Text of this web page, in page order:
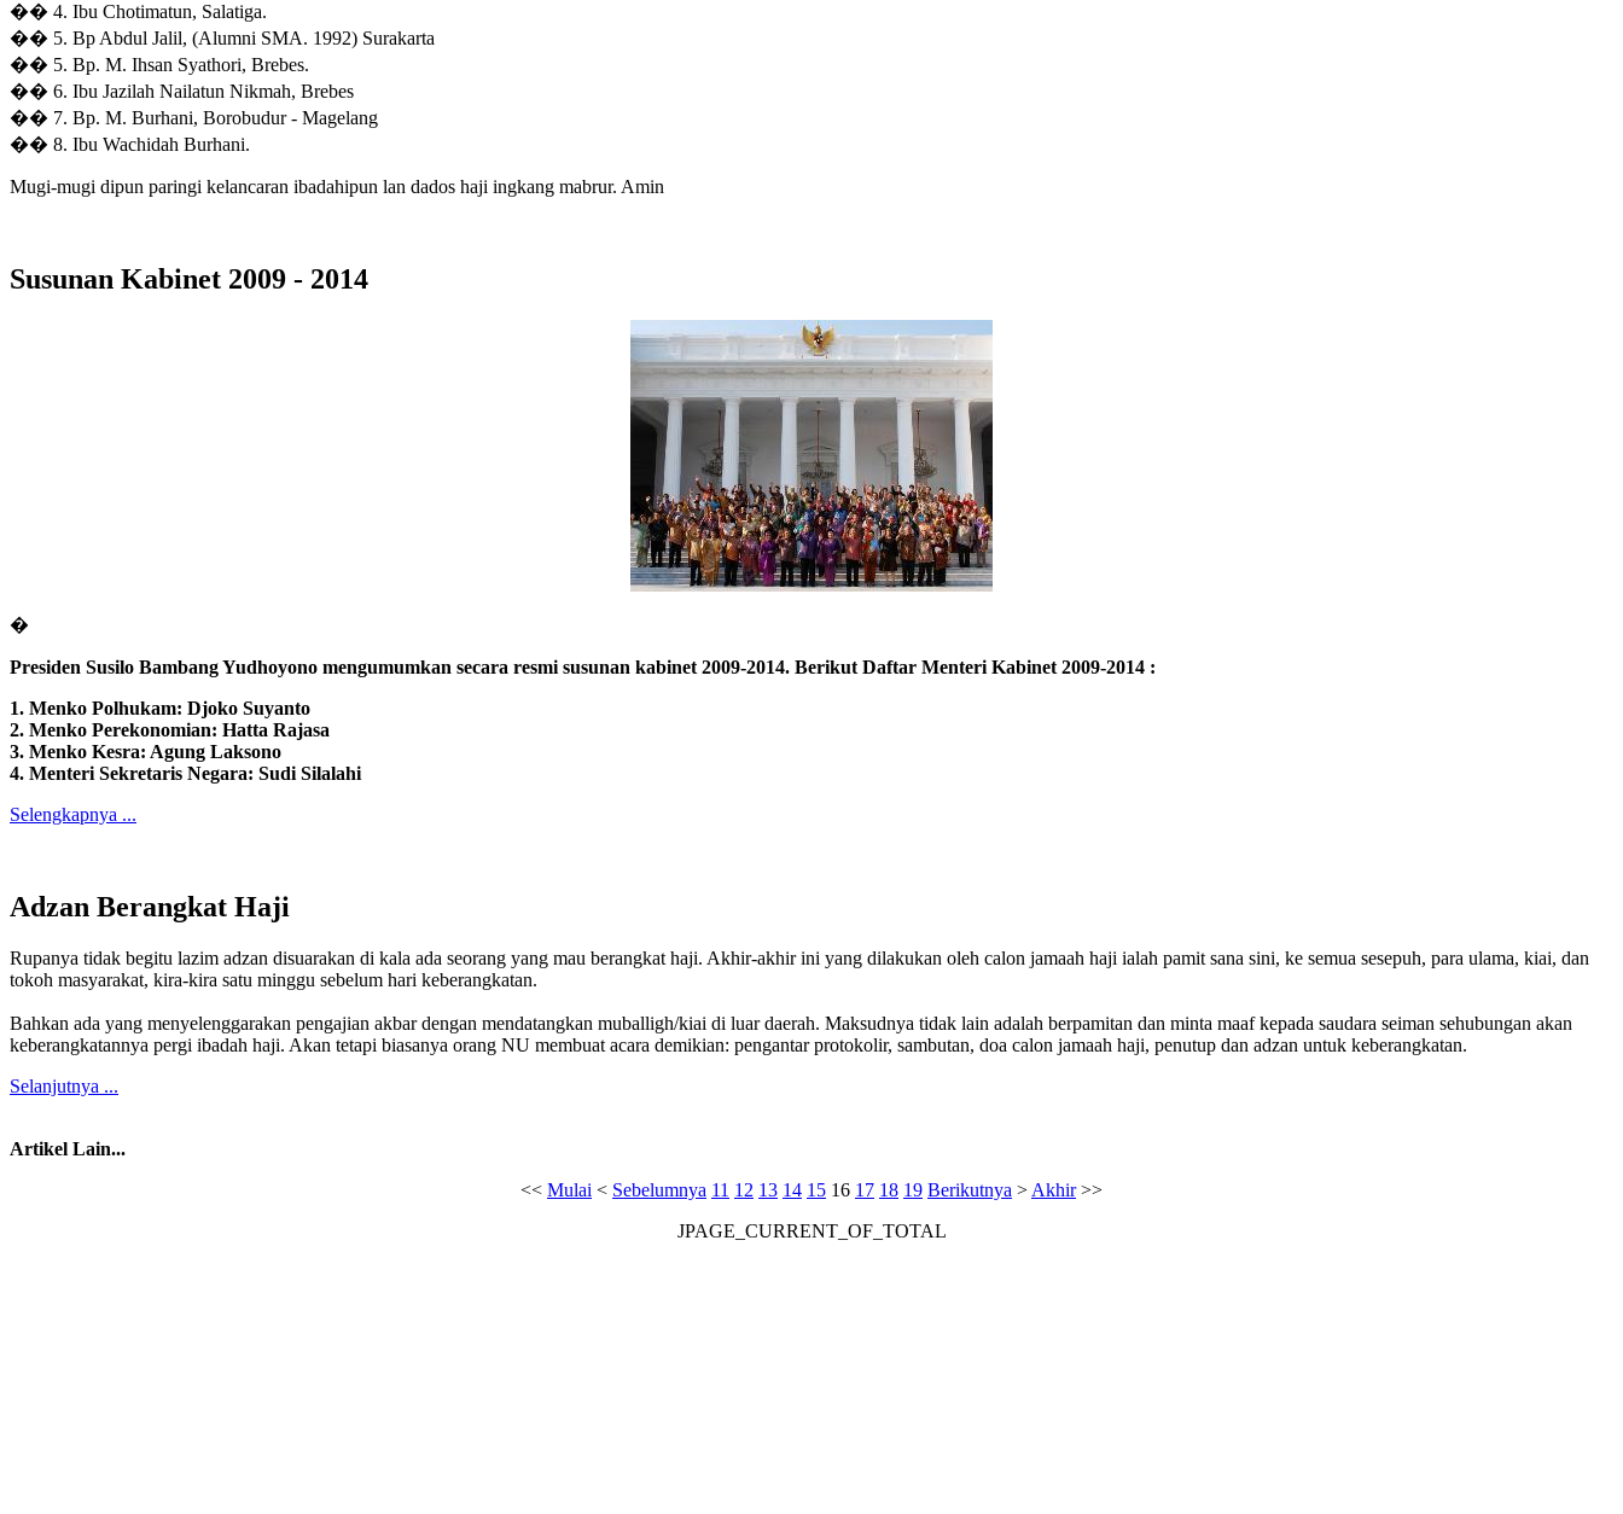
�� 4. Ibu Chotimatun, Salatiga.
�� 5. Bp Abdul Jalil, (Alumni SMA. 1992) Surakarta
�� 5. Bp. M. Ihsan Syathori, Brebes.
�� 6. Ibu Jazilah Nailatun Nikmah, Brebes
�� 7. Bp. M. Burhani, Borobudur - Magelang
�� 8. Ibu Wachidah Burhani.
Mugi-mugi dipun paringi kelancaran ibadahipun lan dados haji ingkang mabrur. Amin
Susunan Kabinet 2009 - 2014
�
Presiden Susilo Bambang Yudhoyono mengumumkan secara resmi susunan kabinet 2009-2014. Berikut Daftar Menteri Kabinet 2009-2014 :
1. Menko Polhukam: Djoko Suyanto
2. Menko Perekonomian: Hatta Rajasa
3. Menko Kesra: Agung Laksono
4. Menteri Sekretaris Negara: Sudi Silalahi
Selengkapnya ...
Adzan Berangkat Haji
Rupanya tidak begitu lazim adzan disuarakan di kala ada seorang yang mau berangkat haji. Akhir-akhir ini yang dilakukan oleh calon jamaah haji ialah pamit sana sini, ke semua sesepuh, para ulama, kiai, dan
tokoh masyarakat, kira-kira satu minggu sebelum hari keberangkatan.
Bahkan ada yang menyelenggarakan pengajian akbar dengan mendatangkan muballigh/kiai di luar daerah. Maksudnya tidak lain adalah berpamitan dan minta maaf kepada saudara seiman sehubungan akan
keberangkatannya pergi ibadah haji. Akan tetapi biasanya orang NU membuat acara demikian: pengantar protokolir, sambutan, doa calon jamaah haji, penutup dan adzan untuk keberangkatan.
Selanjutnya ...
Artikel Lain...
<< Mulai < Sebelumnya 11 12 13 14 15 16 17 18 19 Berikutnya > Akhir>>
JPAGE_CURRENT_OF_TOTAL